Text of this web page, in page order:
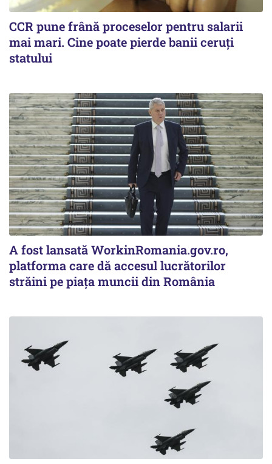
CCR pune frână proceselor pentru salarii
mai mari. Cine poate pierde banii ceruți
statului
A fost lansată WorkinRomania.gov.ro,
platforma care dă accesul lucrătorilor
străini pe piața muncii din România